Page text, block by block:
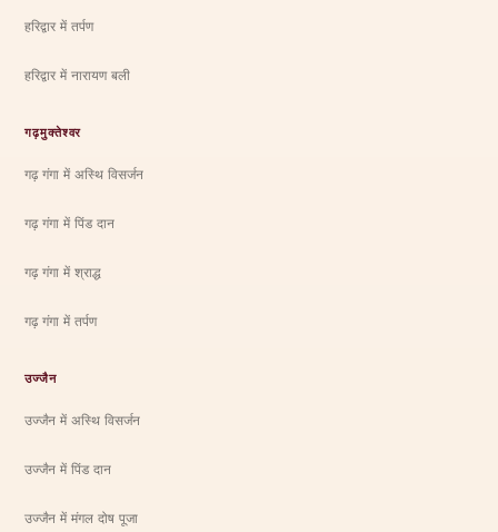
हरिद्वार में तर्पण
हरिद्वार में नारायण बली
गढ़मुक्तेश्वर
गढ़ गंगा में अस्थि विसर्जन
गढ़ गंगा में पिंड दान
गढ़ गंगा में श्राद्ध
गढ़ गंगा में तर्पण
उज्जैन
उज्जैन में अस्थि विसर्जन
उज्जैन में पिंड दान
उज्जैन में मंगल दोष पूजा